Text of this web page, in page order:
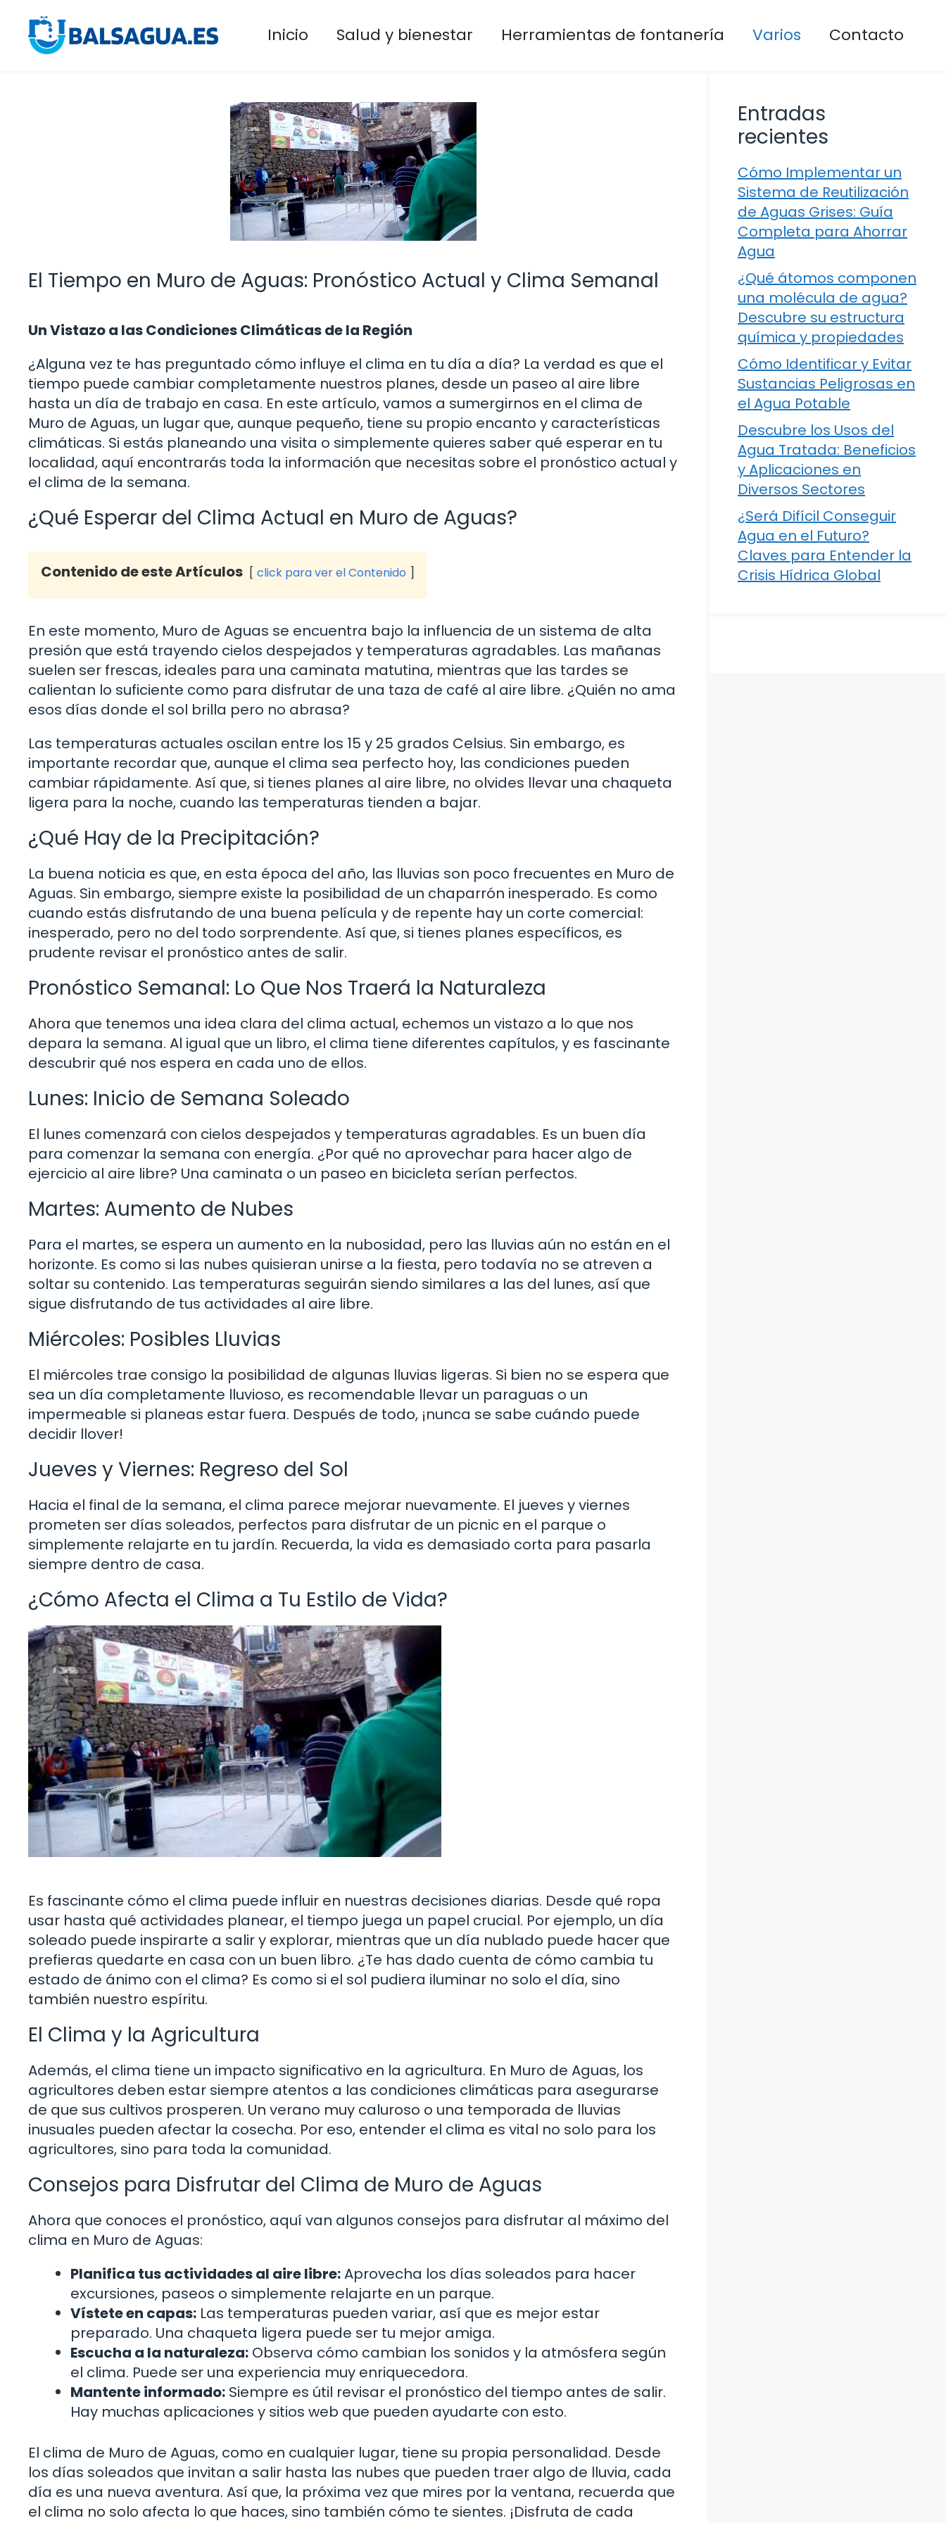
contenido
Inicio Salud y bienestar Herramientas de fontanería Varios Contacto
El Tiempo en Muro de Aguas: Pronóstico Actual y Clima Semanal
Un Vistazo a las Condiciones Climáticas de la Región
¿Alguna vez te has preguntado cómo influye el clima en tu día a día? La verdad es que el
tiempo puede cambiar completamente nuestros planes, desde un paseo al aire libre
hasta un día de trabajo en casa. En este artículo, vamos a sumergirnos en el clima de
Muro de Aguas, un lugar que, aunque pequeño, tiene su propio encanto y características
climáticas. Si estás planeando una visita o simplemente quieres saber qué esperar en tu
localidad, aquí encontrarás toda la información que necesitas sobre el pronóstico actual y
el clima de la semana.
¿Qué Esperar del Clima Actual en Muro de Aguas?
Contenido de este Artículos click para ver el Contenido
En este momento, Muro de Aguas se encuentra bajo la influencia de un sistema de alta
presión que está trayendo cielos despejados y temperaturas agradables. Las mañanas
suelen ser frescas, ideales para una caminata matutina, mientras que las tardes se
calientan lo suficiente como para disfrutar de una taza de café al aire libre. ¿Quién no ama
esos días donde el sol brilla pero no abrasa?
Las temperaturas actuales oscilan entre los 15 y 25 grados Celsius. Sin embargo, es
importante recordar que, aunque el clima sea perfecto hoy, las condiciones pueden
cambiar rápidamente. Así que, si tienes planes al aire libre, no olvides llevar una chaqueta
ligera para la noche, cuando las temperaturas tienden a bajar.
¿Qué Hay de la Precipitación?
La buena noticia es que, en esta época del año, las lluvias son poco frecuentes en Muro de
Aguas. Sin embargo, siempre existe la posibilidad de un chaparrón inesperado. Es como
cuando estás disfrutando de una buena película y de repente hay un corte comercial:
inesperado, pero no del todo sorprendente. Así que, si tienes planes específicos, es
prudente revisar el pronóstico antes de salir.
Pronóstico Semanal: Lo Que Nos Traerá la Naturaleza
Ahora que tenemos una idea clara del clima actual, echemos un vistazo a lo que nos
depara la semana. Al igual que un libro, el clima tiene diferentes capítulos, y es fascinante
descubrir qué nos espera en cada uno de ellos.
Lunes: Inicio de Semana Soleado
El lunes comenzará con cielos despejados y temperaturas agradables. Es un buen día
para comenzar la semana con energía. ¿Por qué no aprovechar para hacer algo de
ejercicio al aire libre? Una caminata o un paseo en bicicleta serían perfectos.
Martes: Aumento de Nubes
Para el martes, se espera un aumento en la nubosidad, pero las lluvias aún no están en el
horizonte. Es como si las nubes quisieran unirse a la fiesta, pero todavía no se atreven a
soltar su contenido. Las temperaturas seguirán siendo similares a las del lunes, así que
sigue disfrutando de tus actividades al aire libre.
Miércoles: Posibles Lluvias
El miércoles trae consigo la posibilidad de algunas lluvias ligeras. Si bien no se espera que
sea un día completamente lluvioso, es recomendable llevar un paraguas o un
impermeable si planeas estar fuera. Después de todo, ¡nunca se sabe cuándo puede
decidir llover!
Jueves y Viernes: Regreso del Sol
Hacia el final de la semana, el clima parece mejorar nuevamente. El jueves y viernes
prometen ser días soleados, perfectos para disfrutar de un picnic en el parque o
simplemente relajarte en tu jardín. Recuerda, la vida es demasiado corta para pasarla
siempre dentro de casa.
¿Cómo Afecta el Clima a Tu Estilo de Vida?
Es fascinante cómo el clima puede influir en nuestras decisiones diarias. Desde qué ropa
usar hasta qué actividades planear, el tiempo juega un papel crucial. Por ejemplo, un día
soleado puede inspirarte a salir y explorar, mientras que un día nublado puede hacer que
prefieras quedarte en casa con un buen libro. ¿Te has dado cuenta de cómo cambia tu
estado de ánimo con el clima? Es como si el sol pudiera iluminar no solo el día, sino
también nuestro espíritu.
El Clima y la Agricultura
Además, el clima tiene un impacto significativo en la agricultura. En Muro de Aguas, los
agricultores deben estar siempre atentos a las condiciones climáticas para asegurarse
de que sus cultivos prosperen. Un verano muy caluroso o una temporada de lluvias
inusuales pueden afectar la cosecha. Por eso, entender el clima es vital no solo para los
agricultores, sino para toda la comunidad.
Consejos para Disfrutar del Clima de Muro de Aguas
Ahora que conoces el pronóstico, aquí van algunos consejos para disfrutar al máximo del
clima en Muro de Aguas:
Planifica tus actividades al aire libre:Aprovecha los días soleados para hacer
excursiones, paseos o simplemente relajarte en un parque.
Vístete en capas: Las temperaturas pueden variar, así que es mejor estar
preparado. Una chaqueta ligera puede ser tu mejor amiga.
Escucha a la naturaleza: Observa cómo cambian los sonidos y la atmósfera según
el clima. Puede ser una experiencia muy enriquecedora.
Mantente informado: Siempre es útil revisar el pronóstico del tiempo antes de salir.
Hay muchas aplicaciones y sitios web que pueden ayudarte con esto.
El clima de Muro de Aguas, como en cualquier lugar, tiene su propia personalidad. Desde
los días soleados que invitan a salir hasta las nubes que pueden traer algo de lluvia, cada
día es una nueva aventura. Así que, la próxima vez que mires por la ventana, recuerda que
el clima no solo afecta lo que haces, sino también cómo te sientes. ¡Disfruta de cada
Entradas
recientes
Cómo Implementar un
Sistema de Reutilización
de Aguas Grises: Guía
Completa para Ahorrar
Agua
¿Qué átomos componen
una molécula de agua?
Descubre su estructura
química y propiedades
Cómo Identificar y Evitar
Sustancias Peligrosas en
el Agua Potable
Descubre los Usos del
Agua Tratada: Beneficios
y Aplicaciones en
Diversos Sectores
¿Será Difícil Conseguir
Agua en el Futuro?
Claves para Entender la
Crisis Hídrica Global